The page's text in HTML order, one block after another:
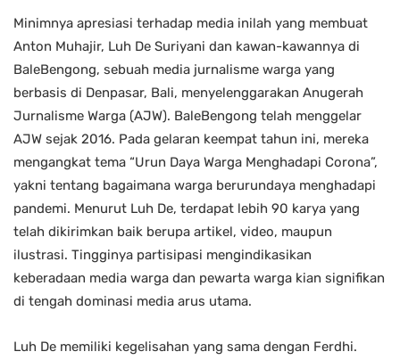
Minimnya apresiasi terhadap media inilah yang membuat
Anton Muhajir, Luh De Suriyani dan kawan-kawannya di
BaleBengong, sebuah media jurnalisme warga yang
berbasis di Denpasar, Bali, menyelenggarakan Anugerah
Jurnalisme Warga (AJW). BaleBengong telah menggelar
AJW sejak 2016. Pada gelaran keempat tahun ini, mereka
mengangkat tema “Urun Daya Warga Menghadapi Corona”,
yakni tentang bagaimana warga berurundaya menghadapi
pandemi. Menurut Luh De, terdapat lebih 90 karya yang
telah dikirimkan baik berupa artikel, video, maupun
ilustrasi. Tingginya partisipasi mengindikasikan
keberadaan media warga dan pewarta warga kian signifikan
di tengah dominasi media arus utama.
Luh De memiliki kegelisahan yang sama dengan Ferdhi.